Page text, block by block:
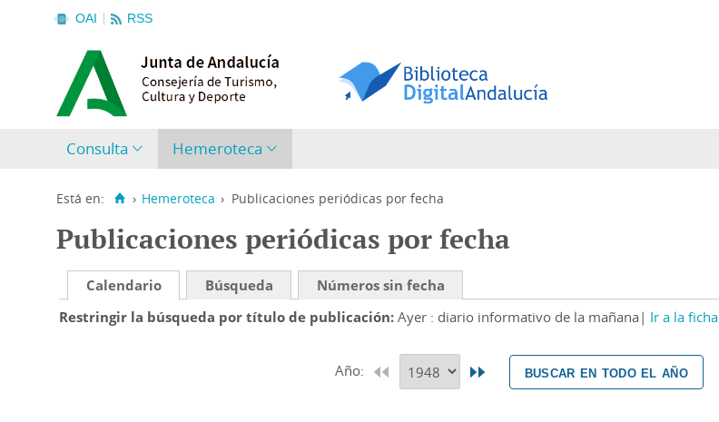
OAI RSS
Consulta Hemeroteca
Está en: › Hemeroteca › Publicaciones periódicas por fecha
Publicaciones periódicas por fecha
Calendario Búsqueda
Números sin fecha
Restringir la búsqueda por título de publicación Ayer : diario informativo de la mañana Ir a la ficha
Año: buscar en todo el año